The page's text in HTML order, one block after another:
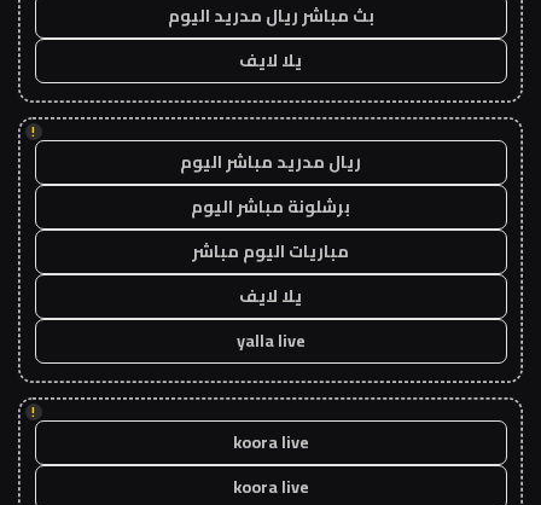
بث مباشر ريال مدريد اليوم
يلا لايف
!
ريال مدريد مباشر اليوم
برشلونة مباشر اليوم
مباريات اليوم مباشر
يلا لايف
yalla live
!
koora live
koora live